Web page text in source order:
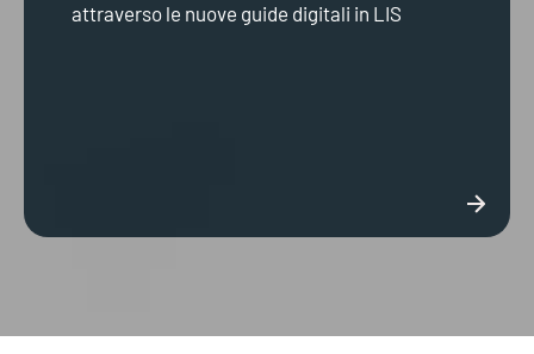
attraverso le nuove guide digitali in LIS